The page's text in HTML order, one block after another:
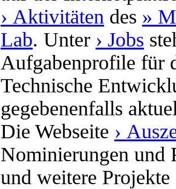
› Aktivitäten des »
Lab. Unter › Jobs
Aufgabenprofile für
Technische
gegebenenfalls
Die Webseite ›
Nominierungen und
und weitere